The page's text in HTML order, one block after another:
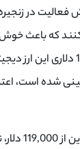
فعالیت در
که باعث خوش
شود. هدف بالقوه 120,000
شده است،
افزایش اخیر